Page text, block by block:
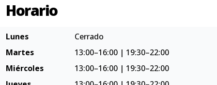
Horario
Lunes
Cerrado
Martes
13:00–16:00 | 19:30–22:00
Miércoles
13:00–16:00 | 19:30–22:00